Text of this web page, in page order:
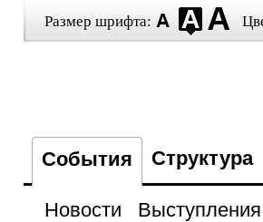
Размер шрифта:
События Структура
Новости